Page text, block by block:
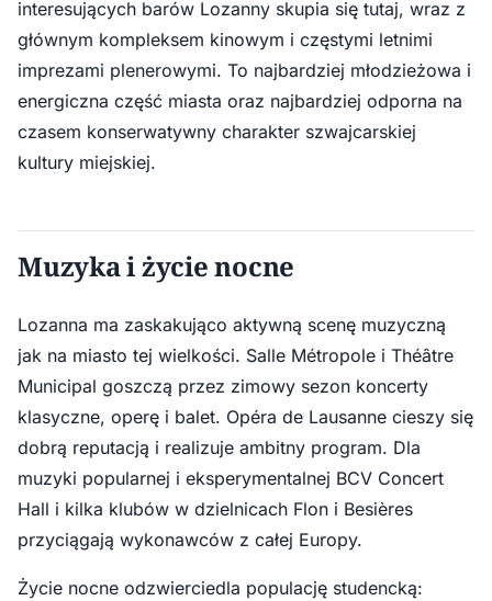
interesujących barów Lozanny skupia się tutaj, wraz z
głównym kompleksem kinowym i częstymi letnimi
imprezami plenerowymi. To najbardziej młodzieżowa i
energiczna część miasta oraz najbardziej odporna na
czasem konserwatywny charakter szwajcarskiej
kultury miejskiej.
Muzyka i życie nocne
Lozanna ma zaskakująco aktywną scenę muzyczną
jak na miasto tej wielkości. Salle Métropole i Théâtre
Municipal goszczą przez zimowy sezon koncerty
klasyczne, operę i balet. Opéra de Lausanne cieszy się
dobrą reputacją i realizuje ambitny program. Dla
muzyki popularnej i eksperymentalnej BCV Concert
Hall i kilka klubów w dzielnicach Flon i Besières
przyciągają wykonawców z całej Europy.
Życie nocne odzwierciedla populację studencką: